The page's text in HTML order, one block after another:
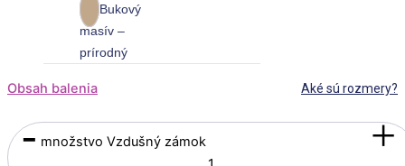
Bukový
masív –
prírodný
Obsah balenia Aké sú rozmery?
- množstvo Vzdušný zámok +